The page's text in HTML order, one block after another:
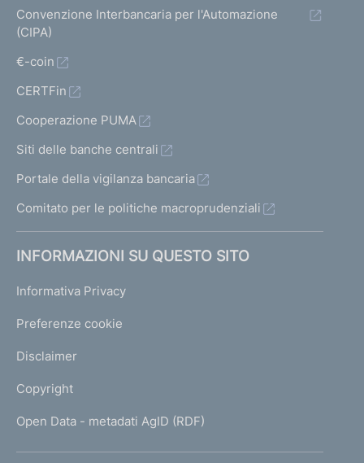
Convenzione Interbancaria per l'Automazione
(CIPA)
€-coin
CERTFin
Cooperazione PUMA
Siti delle banche centrali
Portale della vigilanza bancaria
Comitato per le politiche macroprudenziali
INFORMAZIONI SU QUESTO SITO
Informativa Privacy
Preferenze cookie
Disclaimer
Copyright
Open Data - metadati AgID (RDF)